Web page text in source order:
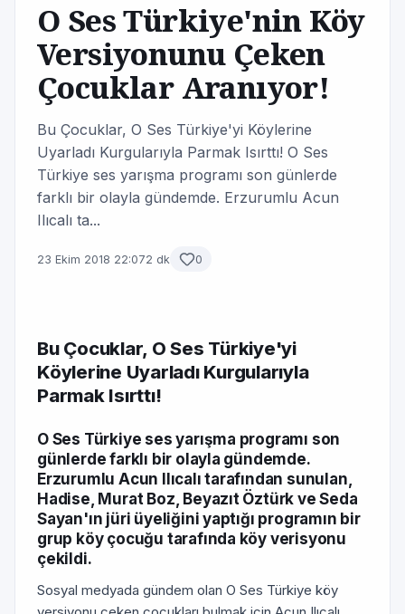
O Ses Türkiye'nin Köy
Versiyonunu Çeken
Çocuklar Aranıyor!
Bu Çocuklar, O Ses Türkiye'yi Köylerine
Uyarladı Kurgularıyla Parmak Isırttı! O Ses
Türkiye ses yarışma programı son günlerde
farklı bir olayla gündemde. Erzurumlu Acun
Ilıcalı ta...
23 Ekim 2018 22:072 dk 0
Bu Çocuklar, O Ses Türkiye'yi
Köylerine Uyarladı Kurgularıyla
Parmak Isırttı!
O Ses Türkiye ses yarışma programı son
günlerde farklı bir olayla gündemde.
Erzurumlu Acun Ilıcalı tarafından sunulan,
Hadise, Murat Boz, Beyazıt Öztürk ve Seda
Sayan'ın jüri üyeliğini yaptığı programın bir
grup köy çocuğu tarafında köy verisyonu
çekildi.
Sosyal medyada gündem olan O Ses Türkiye köy